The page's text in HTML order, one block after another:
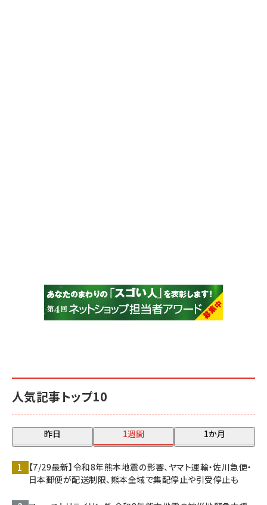
人気記事トップ10
昨日 1週間 1か月
【7/29最新】令和8年熊本地震の影響、ヤマト運輸・佐川急便・
日本郵便が配送制限、熊本全域で集配停止や引受停止も